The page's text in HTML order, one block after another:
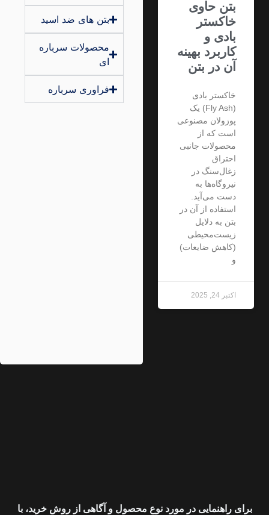
بتن حاوی
خاکستر
بادی و
کاربرد بهینه
آن در بتن
خاکستر بادی
(Fly Ash) یک
پوزولان مصنوعی
است که از
محصولات جانبی
احتراق
زغال‌سنگ در
نیروگاه‌ها به
دست می‌آید.
استفاده از آن در
بتن به دلایل
زیست‌محیطی
(کاهش ضایعات)
بتن های ضد اسید
محصولات سرباره
فراوری سرباره
راهنمایی در مورد نوع محصول و آگاهی از روش خرید، با